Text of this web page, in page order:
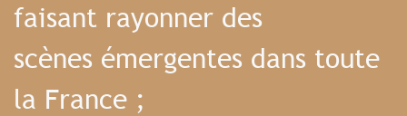
faisant rayonner des
scènes émergentes dans toute
la France ;